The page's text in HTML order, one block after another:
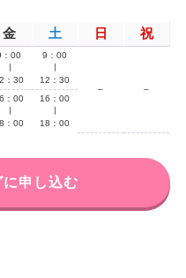
金 土 日 祝
：00
：30
9：00
12：30
–
–
：00
：00
16：00
18：00
申し込む